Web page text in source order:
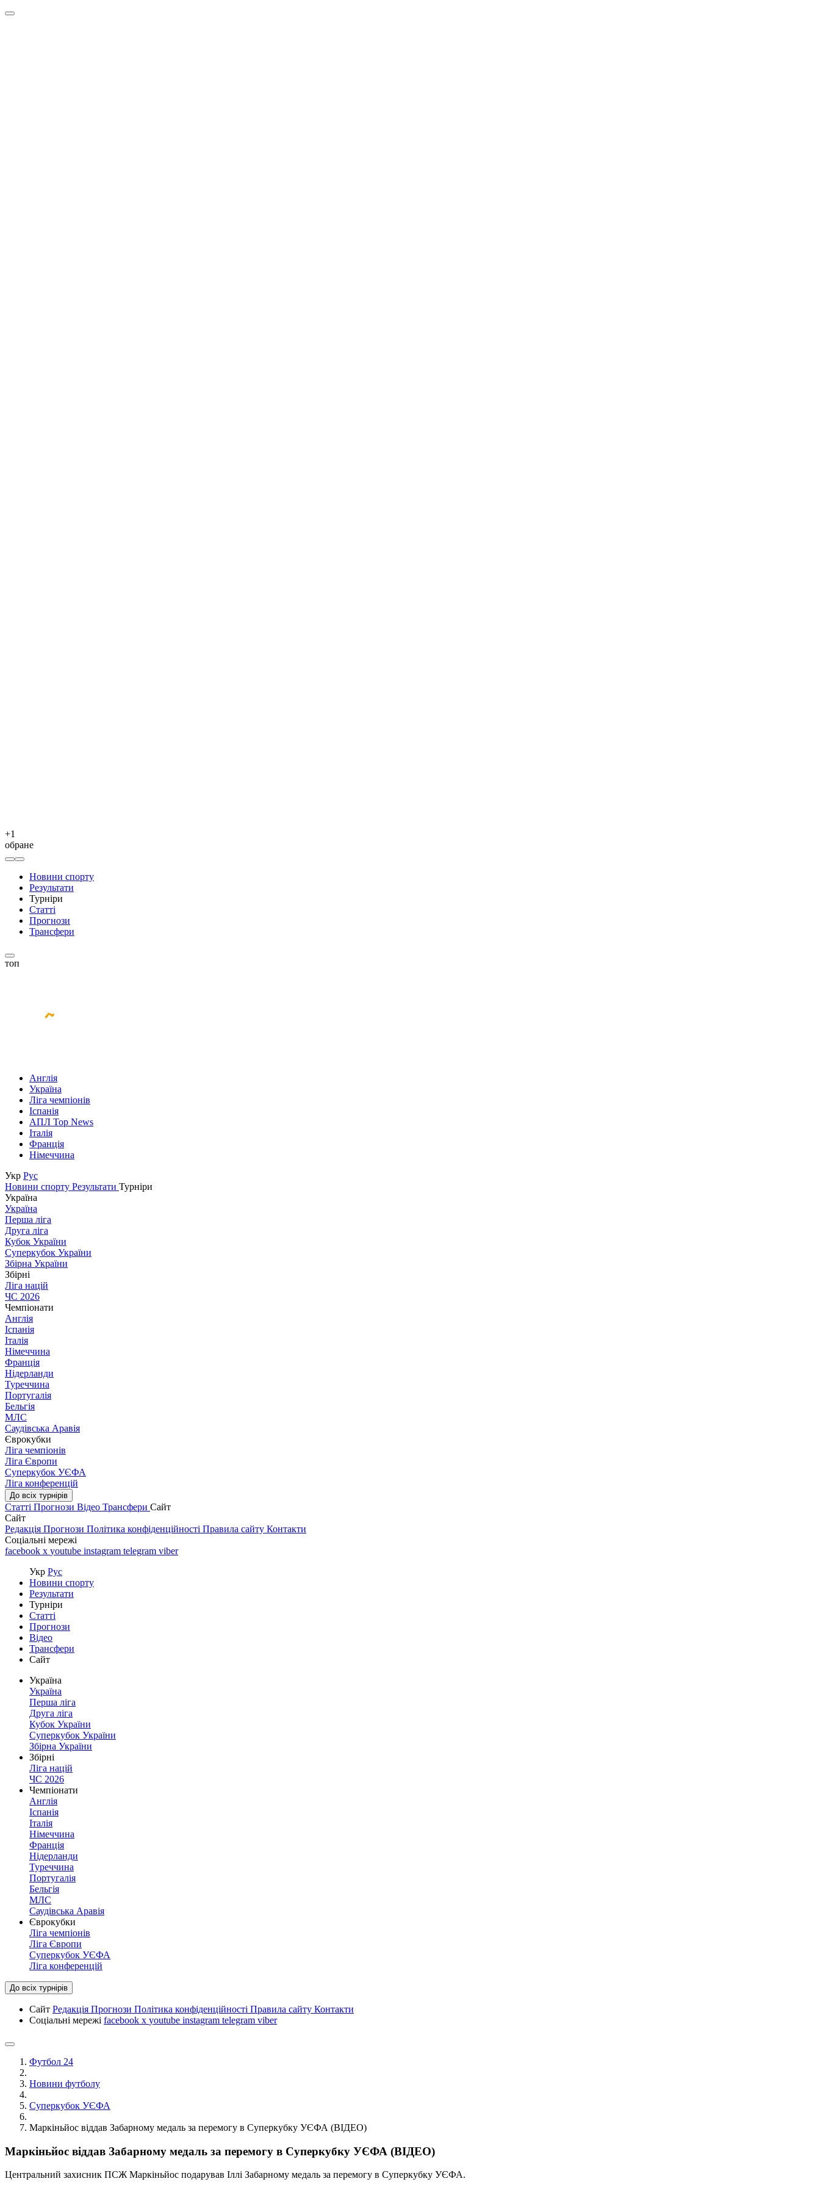
+1
обране
Новини спорту
Результати
Турніри
Статті
Прогнози
Трансфери
топ
Англія
Україна
Ліга чемпіонів
Іспанія
АПЛ Top News
Італія
Франція
Німеччина
Укр Рус
Новини спорту Результати Турніри
Україна
Україна
Перша ліга
Друга ліга
Кубок України
Суперкубок України
Збірна України
Збірні
Ліга націй
ЧС 2026
Чемпіонати
Англія
Іспанія
Італія
Німеччина
Франція
Нідерланди
Туреччина
Португалія
Бельгія
МЛС
Саудівська Аравія
Єврокубки
Ліга чемпіонів
Ліга Європи
Суперкубок УЄФА
Ліга конференцій
До всіх турнірів
Статті Прогнози Відео Трансфери Сайт
Сайт
Редакція Прогнози Політика конфіденційності Правила сайту Контакти
Соціальні мережі
facebook x youtube instagram telegram viber
Укр Рус
Новини спорту
Результати
Турніри
Статті
Прогнози
Відео
Трансфери
Сайт
Україна
Україна
Перша ліга
Друга ліга
Кубок України
Суперкубок України
Збірна України
Збірні
Ліга націй
ЧС 2026
Чемпіонати
Англія
Іспанія
Італія
Німеччина
Франція
Нідерланди
Туреччина
Португалія
Бельгія
МЛС
Саудівська Аравія
Єврокубки
Ліга чемпіонів
Ліга Європи
Суперкубок УЄФА
Ліга конференцій
До всіх турнірів
Сайт Редакція Прогнози Політика конфіденційності Правила сайту Контакти
Соціальні мережі facebook x youtube instagram telegram viber
Футбол 24
Новини футболу
Суперкубок УЄФА
Маркіньйос віддав Забарному медаль за перемогу в Суперкубку УЄФА (ВІДЕО)
Маркіньйос віддав Забарному медаль за перемогу в Суперкубку УЄФА (ВІДЕО)
Центральний захисник ПСЖ Маркіньйос подарував Іллі Забарному медаль за перемогу в Суперкубку УЄФА.